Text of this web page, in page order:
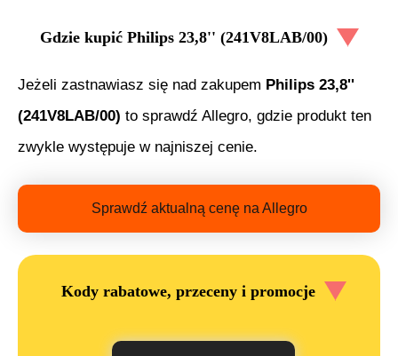
Gdzie kupić Philips 23,8'' (241V8LAB/00)
Jeżeli zastnawiasz się nad zakupem Philips 23,8''
(241V8LAB/00) to sprawdź Allegro, gdzie produkt ten
zwykle występuje w najniszej cenie.
Sprawdź aktualną cenę na Allegro
Kody rabatowe, przeceny i promocje